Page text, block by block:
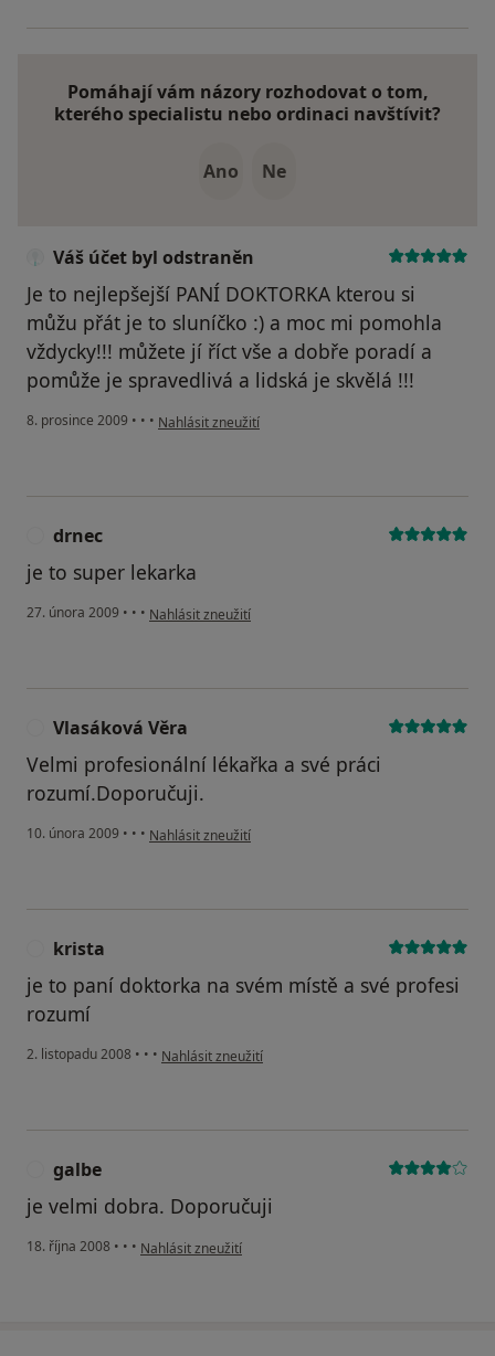
Pomáhají vám názory rozhodovat o tom,
kterého specialistu nebo ordinaci navštívit?
Ano Ne
Váš účet byl odstraněn
Je to nejlepšejší PANÍ DOKTORKA kterou si
můžu přát je to sluníčko :) a moc mi pomohla
vždycky!!! můžete jí říct vše a dobře poradí a
pomůže je spravedlivá a lidská je skvělá !!!
8. prosince 2009 • • • podle názoru uživatele Váš účet byl odstraněn
Nahlásit zneužití
drnec
je to super lekarka
27. února 2009 • • • podle názoru uživatele drnec
Nahlásit zneužití
Vlasáková Věra
Velmi profesionální lékařka a své práci
rozumí.Doporučuji.
10. února 2009 • • • podle názoru uživatele Vlasáková Věra
Nahlásit zneužití
krista
je to paní doktorka na svém místě a své profesi
rozumí
2. listopadu 2008 • • • podle názoru uživatele krista
Nahlásit zneužití
galbe
je velmi dobra. Doporučuji
18. října 2008 • • • podle názoru uživatele galbe
Nahlásit zneužití